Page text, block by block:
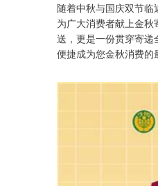
随着中秋与国庆双节临
为广大消费者献上金
送，更是一份贯穿寄
便捷成为您金秋消费的